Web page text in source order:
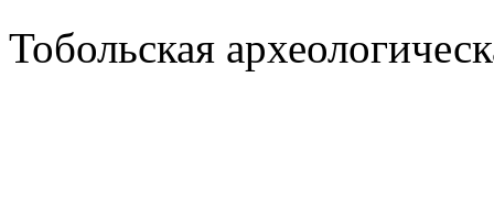
Тобольская